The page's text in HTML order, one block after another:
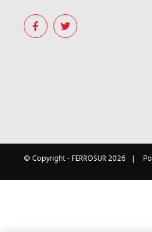
© Copyright -FERROSUR2026